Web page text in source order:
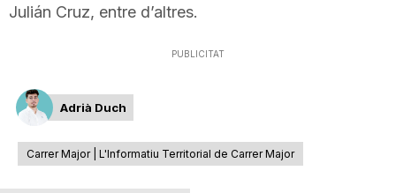
Julián Cruz, entre d’altres.
PUBLICITAT
Adrià Duch
Carrer Major | L'Informatiu Territorial de Carrer Major